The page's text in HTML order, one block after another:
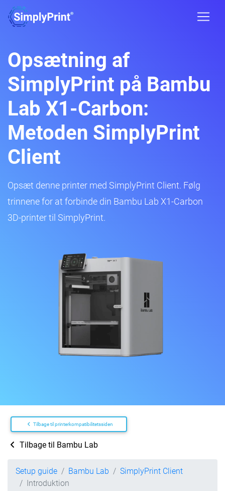
Opsætning af
SimplyPrint på Bambu
Lab X1-Carbon:
Metoden SimplyPrint
Client
Opsæt denne printer med SimplyPrint Client. Følg
trinnene for at forbinde din Bambu Lab X1-Carbon
3D-printer til SimplyPrint.
Tilbage til printerkompatibilitetssiden
Tilbage til Bambu Lab
Setup guide Bambu Lab
SimplyPrint Client
Introduktion